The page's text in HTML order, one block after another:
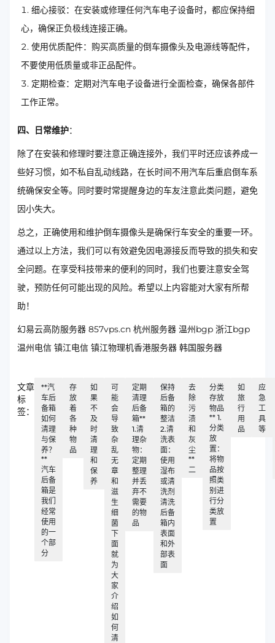
细心接驳：在安装或修理任何汽车电子设备时，都应保持细
心，确保正负极线连接正确。
使用优质配件：购买高质量的倒车摄像头及电源线等配件，
不要使用低质量或非正品配件。
定期检查：定期对汽车电子设备进行全面检查，确保各部件
工作正常。
四、日常维护：
除了在安装和修理时要注意正确连接外，我们平时还应该养成一
些好习惯，如不私自乱动线路，在长时间不用汽车后重启倒车系
统确保安全等。同时要时常提醒身边的车友注意此类问题，避免
因小失大。
总之，正确使用和维护倒车摄像头是确保行车安全的重要一环。
通过以上方法，我们可以有效避免因电源接反而导致的损失和安
全问题。在享受科技带来的便利的同时，我们也要注意安全驾
驶，预防任何可能出现的风险。希望以上内容能对大家有所帮
助！
幻易云高防服务器 857vps.cn 杭州服务器 温州bgp 浙江bgp
温州电信 镇江电信 镇江物理机香港服务器 韩国服务器
文章
标
签：
**汽
车后
备箱
如何
清理
与保
养？
**
汽车
后备
箱是
我们
经常
使用
的一
个部
分
存
放
着
各
种
物
品
如
果
不
及
时
清
理
和
保
养
可
能
会
导
致
杂
乱
无
章
和
滋
生
细
菌
下
面
就
为
大
家
介
绍
如
何
清
定期
清理
后备
箱**
1.清
理杂
物：
定期
整理
并丢
弃不
需要
的物
品
保持
后备
箱的
整洁
2.清
洗表
面：
使用
湿布
或清
洗剂
清洗
后备
箱内
表面
和外
部表
面
去
除
污
渍
和
灰
尘
**
二
分类
存放
物品
** 1.
分类
放
置：
将物
品按
照类
别进
行分
类放
置
如
旅
行
用
品
应
急
工
具
等